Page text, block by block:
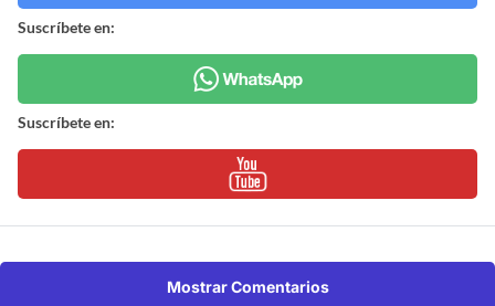
Suscríbete en:
Suscríbete en:
Mostrar Comentarios